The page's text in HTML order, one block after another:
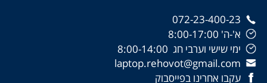
א'-ה' 8:00-17:00
ימי שישי וערבי חג 8:00-14:00
עקבו אחרינו בפייסבוק